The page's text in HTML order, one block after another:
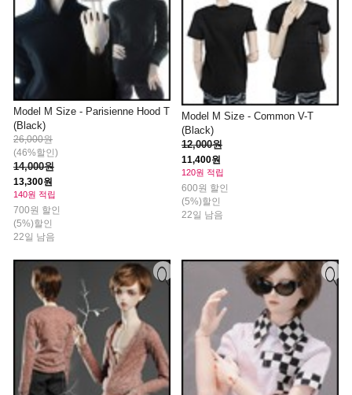
Model M Size - Parisienne Hood T
(Black)
26,000원
(46%할인)
14,000원
13,300원
140원 적립
700원 할인
(5%)할인
22일 남음
Model M Size - Common V-T
(Black)
12,000원
11,400원
120원 적립
600원 할인
(5%)할인
22일 남음